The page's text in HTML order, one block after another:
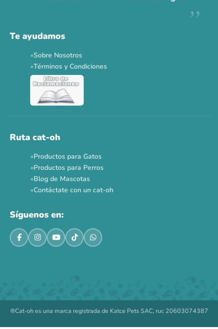
Ver todas las promos 🐾
Te ayudamos
Sobre Nosotros
Términos y Condiciones
Ruta cat-oh
Productos para Gatos
Productos para Perros
Blog de Mascotas
Contáctate con un cat-oh
Síguenos en:
®Cat-oh es una marca registrada de Katce Pets SAC, ruc 20603074387